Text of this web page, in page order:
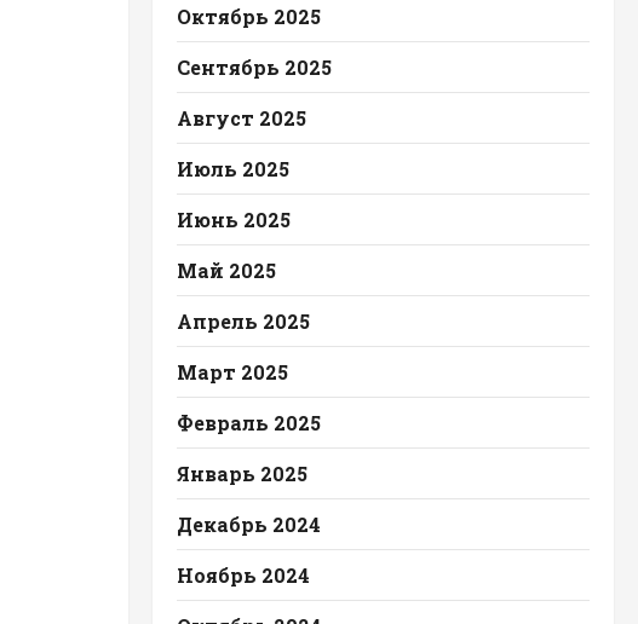
Октябрь 2025
Сентябрь 2025
Август 2025
Июль 2025
Июнь 2025
Май 2025
Апрель 2025
Март 2025
Февраль 2025
Январь 2025
Декабрь 2024
Ноябрь 2024